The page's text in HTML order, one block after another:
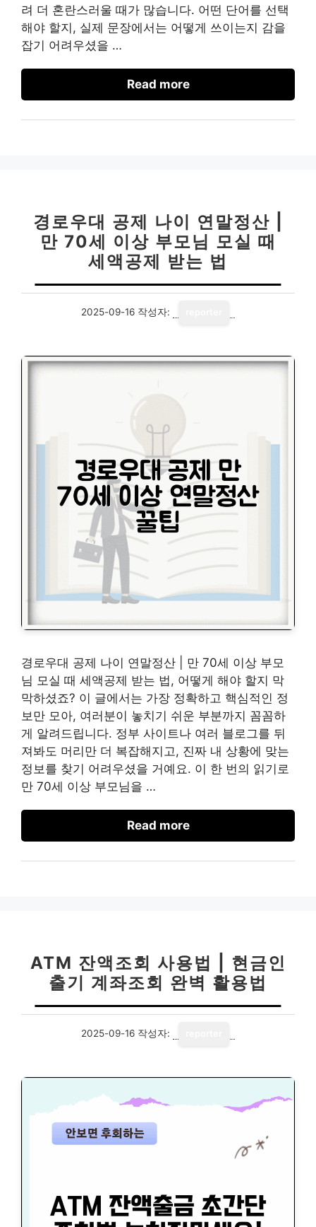
려 더 혼란스러울 때가 많습니다. 어떤 단어를 선택
해야 할지, 실제 문장에서는 어떻게 쓰이는지 감을
잡기 어려우셨을 …
Read more
경로우대 공제 나이 연말정산 |
만 70세 이상 부모님 모실 때
세액공제 받는 법
2025-09-16 작성자:
경로우대 공제 나이 연말정산 | 만 70세 이상 부모
님 모실 때 세액공제 받는 법, 어떻게 해야 할지 막
막하셨죠? 이 글에서는 가장 정확하고 핵심적인 정
보만 모아, 여러분이 놓치기 쉬운 부분까지 꼼꼼하
게 알려드립니다. 정부 사이트나 여러 블로그를 뒤
져봐도 머리만 더 복잡해지고, 진짜 내 상황에 맞는
정보를 찾기 어려우셨을 거예요. 이 한 번의 읽기로
만 70세 이상 부모님을 …
Read more
ATM 잔액조회 사용법 | 현금인
출기 계좌조회 완벽 활용법
2025-09-16 작성자: